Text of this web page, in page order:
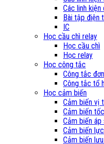
Các linh kiện
Bài tập điện
IC
Học cầu chì relay
Học cầu chì
Học relay
Học công tắc
Công tắc
Công tắc tổ
Học cảm biến
Cảm biến vị
Cảm biến
Cảm biến áp
Cảm biến
Cảm biến